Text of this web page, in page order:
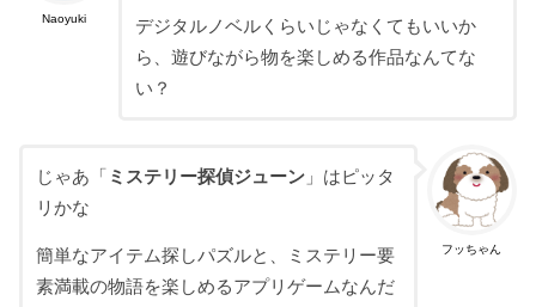
Naoyuki
デジタルノベルくらいじゃなくてもいいか
ら、遊びながら物を楽しめる作品なんてな
い？
フッちゃん
じゃあ「 ミステリー探偵ジューン」はピッタ
リかな
簡単なアイテム探しパズルと、ミステリー要
素満載の物語を楽しめるアプリゲームなんだ